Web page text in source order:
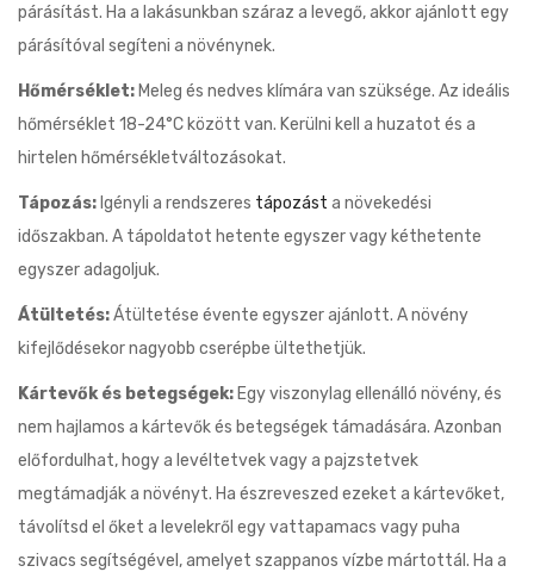
párásítást. Ha a lakásunkban száraz a levegő, akkor ajánlott egy
párásítóval segíteni a növénynek.
Hőmérséklet: Meleg és nedves klímára van szüksége. Az ideális
hőmérséklet 18-24°C között van. Kerülni kell a huzatot és a
hirtelen hőmérsékletváltozásokat.
Tápozás: Igényli a rendszeres tápozást a növekedési
időszakban. A tápoldatot hetente egyszer vagy kéthetente
egyszer adagoljuk.
Átültetés:Átültetése évente egyszer ajánlott. A növény
kifejlődésekor nagyobb cserépbe ültethetjük.
Kártevők és betegségek: Egy viszonylag ellenálló növény, és
nem hajlamos a kártevők és betegségek támadására. Azonban
előfordulhat, hogy a levéltetvek vagy a pajzstetvek
megtámadják a növényt. Ha észreveszed ezeket a kártevőket,
távolítsd el őket a levelekről egy vattapamacs vagy puha
szivacs segítségével, amelyet szappanos vízbe mártottál. Ha a